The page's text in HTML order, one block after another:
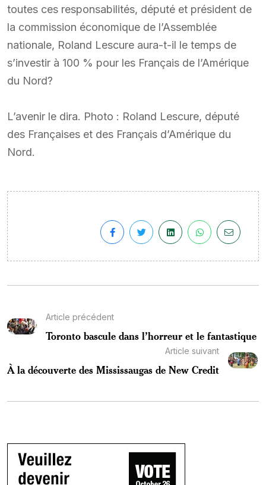
toutes ces responsabilités, député et président de
la commission économique de l’Assemblée
nationale, Roland Lescure aura-t-il le temps de
s’investir à 100 % pour les Français de l’Amérique
du Nord?
L’avenir le dira. Photo : Roland Lescure, député
des Françaises et des Français d’Amérique du
Nord.
Article précédent
Toronto bascule dans l’horreur et le fantastique
Article suivant
À la découverte des Mississaugas de New Credit